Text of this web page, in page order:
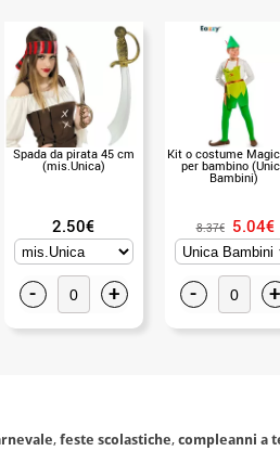
Spada da pirata 45 cm
(mis.Unica)
2.50€
- +
Kit o costume
per bambino
Bambini)
8.37€ 5.04€
- +
, feste scolastiche, compleanni a